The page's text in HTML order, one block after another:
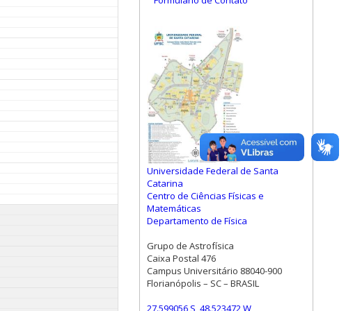
Universidade Federal de Santa
Catarina
Centro de Ciências Físicas e
Matemáticas
Departamento de Física
Grupo de Astrofísica
Caixa Postal 476
Campus Universitário 88040-900
Florianópolis – SC – BRASIL
27.599056 S, 48.523472 W